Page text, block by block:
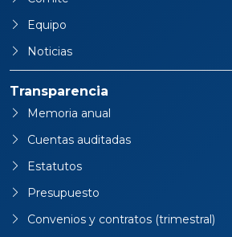
Equipo
Noticias
Transparencia
Memoria anual
Cuentas auditadas
Estatutos
Presupuesto
Convenios y contratos (trimestral)